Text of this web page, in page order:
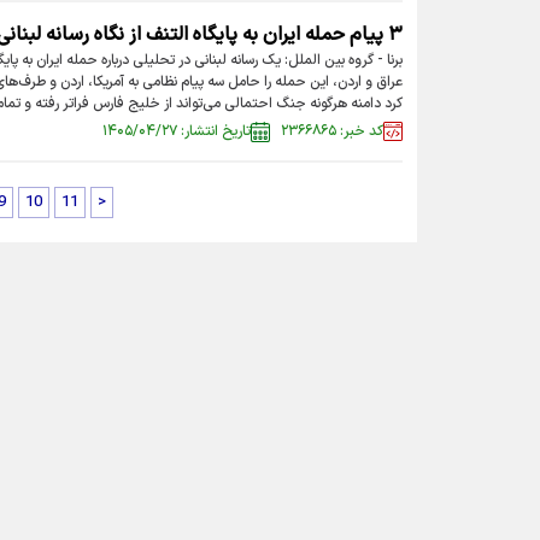
۳ پیام حمله ایران به پایگاه التنف از نگاه رسانه لبنانی
برنا - گروه بین الملل: یک رسانه لبنانی در تحلیلی درباره حمله ایران به
عراق و اردن، این حمله را حامل سه پیام نظامی به آمریکا، اردن و
کرد دامنه هرگونه جنگ احتمالی می‌تواند از خلیج فارس فراتر رفته و
کد خبر: ۲۳۶۶۸۶۵
تاریخ انتشار: ۱۴۰۵/۰۴/۲۷
10 11 >